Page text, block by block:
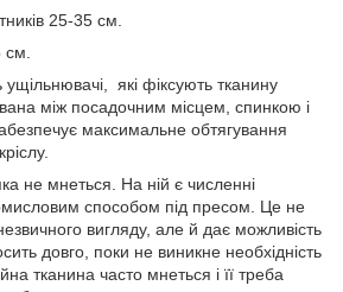
25-35 см.
які фіксують тканину
між посадочним місцем, спинкою і
максимальне обтягування
не мнеться. На ній є численні
способом під пресом. Це не
вигляду, але й дає можливість
довго, поки не виникне необхідність
тканина часто мнеться і її треба